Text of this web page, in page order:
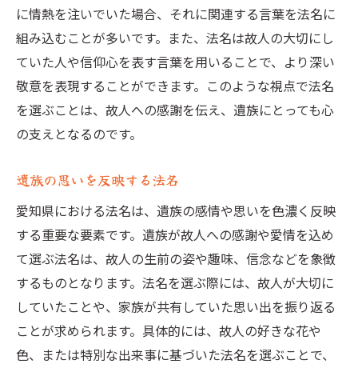
に情熱を注いでいた場合、それに関連する言葉を法名に
組み込むことが多いです。また、法名は故人の大切にし
ていた人や信仰心を表す言葉を用いることで、より深い
敬意を表現することができます。このような視点で法名
を選ぶことは、故人への感謝を伝え、遺族にとっても心
の支えとなるのです。
遺族の思いを反映する法名
愛知県における法名は、遺族の感情や思いを色濃く反映
する重要な要素です。遺族が故人への感謝や愛情を込め
て選ぶ法名は、故人の生前の姿や趣味、信念などを象徴
するものとなります。法名を選ぶ際には、故人が大切に
していたことや、家族が共有していた思い出を振り返る
ことが求められます。具体的には、故人の好きな花や
色、または特別な出来事に基づいた法名を選ぶことで、